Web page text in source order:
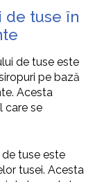
de tuse în
de tuse este
pe bază
Acesta
care se
tuse este
tusei. Acesta